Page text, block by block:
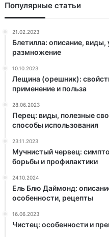
Популярные статьи
21.02.2023
Блетилла: описание, виды,
размножение
10.10.2023
Лещина (орешник):
применение и польза
28.06.2023
Перец: виды, полезные
способы использования
23.11.2023
Мучнистый червец:
борьбы и профилактики
24.10.2024
Ель Блю Даймонд:
особенности, рецепты
16.06.2023
Чистец: особенности и